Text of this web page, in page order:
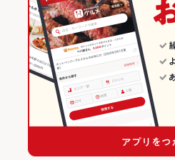
その他
飲み放題 なし
食べ放題 なし
お子様連れOK
－